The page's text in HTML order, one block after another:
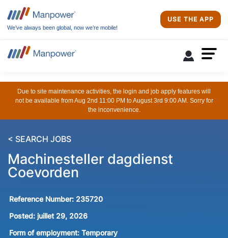
We’ve always been global, now we’re mobile!
USE THE APP
Due to site maintenance activities, the login and job apply features will
not be available from Aug 2nd 11:00 PM to August 3rd 9:00 AM. Sorry for
the inconvenience.
< SEARCH JOBS
Machinesteller dagdienst
Coevorden
Reference Number: 235720
Posted: juillet 29, 2026
Form of employment: Temporary